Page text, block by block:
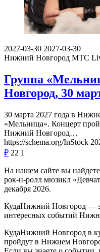
2027-03-30 2027-03-30
Нижний Новгород МТС
Группа
Новгород, 30
30 марта 2027 года в
«Мельница». Концерт
Нижний Новгород…
https://schema.org/InStock
₽ 22 1
На нашем сайте вы
рок-н-ролл мюзикл
декабря 2026.
КудаНижний Новгород —
интересных событий
КудаНижний Новгород в
пройдут в Нижнем